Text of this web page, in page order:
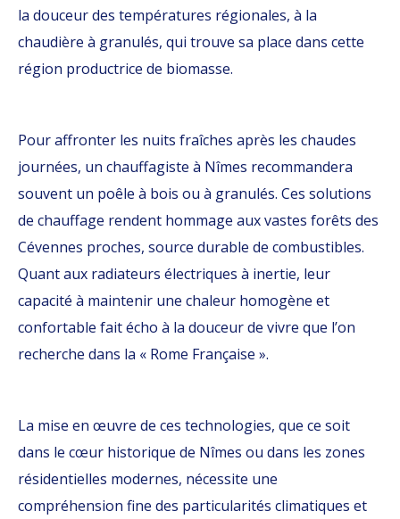
la douceur des températures régionales, à la
chaudière à granulés, qui trouve sa place dans cette
région productrice de biomasse.
Pour affronter les nuits fraîches après les chaudes
journées, un chauffagiste à Nîmes recommandera
souvent un poêle à bois ou à granulés. Ces solutions
de chauffage rendent hommage aux vastes forêts des
Cévennes proches, source durable de combustibles.
Quant aux radiateurs électriques à inertie, leur
capacité à maintenir une chaleur homogène et
confortable fait écho à la douceur de vivre que l’on
recherche dans la « Rome Française ».
La mise en œuvre de ces technologies, que ce soit
dans le cœur historique de Nîmes ou dans les zones
résidentielles modernes, nécessite une
compréhension fine des particularités climatiques et